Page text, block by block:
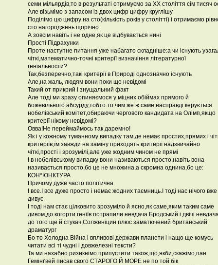
семи мільярдів,то в результаті отримуємо за ХХ століття сім тисяч
Але візьмімо з запасом із двох цифр цифру круглішу
Поділімо цю цифру на сто(кількість років у столітті) і отримаємо
сто нагороджень щорічно
А зовсім навіть і не одне,як це відбувається нині
Прості Підрахунки
Проте наступне питання уже набагато складніше:а чи існують
чіткі,математично-точні критерії визначіння літературної
геніальности?
Так,безперечно,такі критерії в Природі однозначно існують
Але,на жаль, людям вони поки що невідомі
Такий от прикрий і знущальний факт
Але тоді ми зразу опиняємося у міцних обіймах прямого й
божевільного абсурду,тобто:то чим же ж саме насправді керується
нобелівський комітет,обираючи чергового кандидата на Олімп,якщо
критерії нікому невідомі?
Овва!Не переймаймось так даремно!
Як і у кожному туманному випадку там,де немає простих,прямих і
критеріїв,їм завжди на заміну приходять критерії надзвичайно
чіткі,прості і зрозумілі,але уже жодним чином не прямі
І в нобелівському випадку вони називаються просто,навіть вона
називається просто,бо це не множина,а скромна однина,бо це:
КОН*ЮНКТУРА
Причому дуже часто політична
І все.І все дуже просто і немає жодних таємниць.І тоді нас нічого
дивує
І тоді нам стає цілковито зрозуміло й ясно,як саме,яким таким саме
дивом,до когорти геніїв потрапили невдача Бродський і двічі
до того ще й стукач,Солженіцин плюс заматючений британський
драматург
Бо то Холодна Війна і впливові держави планети і нащо ще комусь
читати всі ті чудні і довжелезні тексти?
Та ми нахабно ризикнімо припустити також,що,якби,скажімо,пан
Гемінґвей писав свого СТАРОГО Й МОРЕ не по той бік